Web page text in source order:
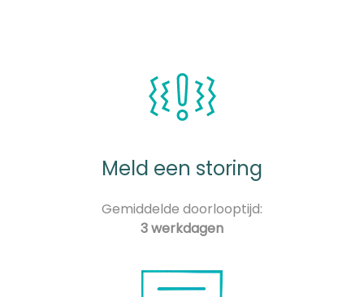
Meld een storing
Gemiddelde doorlooptijd:
3 werkdagen